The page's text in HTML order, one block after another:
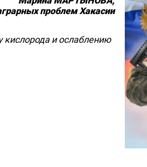
проблем Хакасии
кислорода и ослаблению